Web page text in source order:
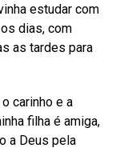
estudar com
dias, com
as tardes para
carinho e a
filha é amiga,
a Deus pela